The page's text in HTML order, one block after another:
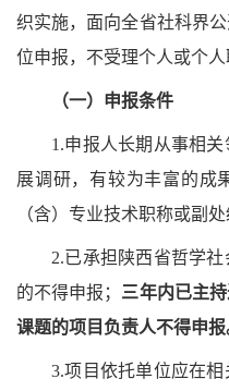
织实施，面向全省社科界
位申报，不受理个人或个人
（一）申报条件
1.申报人长期从事相
展调研，有较为丰富的成
（含）专业技术职称或副
2.已承担陕西省哲学
的不得申报； 三年内已主
课题的项目负责人不得申报
3.项目依托单位应在